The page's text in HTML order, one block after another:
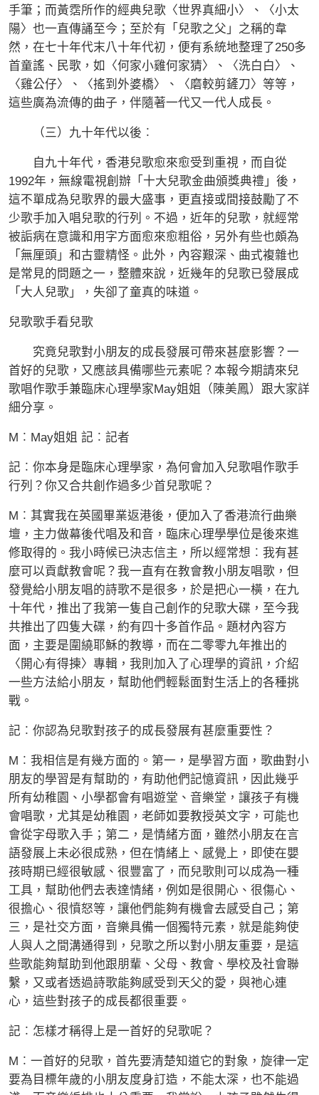
手筆；而黃霑所作的經典兒歌〈世界真細小〉、〈小太
陽〉也一直傳誦至今；至於有「兒歌之父」之稱的韋
然，在七十年代末八十年代初，便有系統地整理了250多
首童謠、民歌，如〈何家小雞何家猜〉、〈洗白白〉、
〈雞公仔〉、〈搖到外婆橋〉、〈磨較剪鏟刀〉等等，
這些廣為流傳的曲子，伴隨著一代又一代人成長。
（三）九十年代以後︰
自九十年代，香港兒歌愈來愈受到重視，而自從
1992年，無線電視創辦「十大兒歌金曲頒獎典禮」後，
這不單成為兒歌界的最大盛事，更直接或間接鼓勵了不
少歌手加入唱兒歌的行列。不過，近年的兒歌，就經常
被詬病在意識和用字方面愈來愈粗俗，另外有些也頗為
「無厘頭」和古靈精怪。此外，內容艱深、曲式複雜也
是常見的問題之一，整體來說，近幾年的兒歌已發展成
「大人兒歌」，失卻了童真的味道。
兒歌歌手看兒歌
究竟兒歌對小朋友的成長發展可帶來甚麼影響？一
首好的兒歌，又應該具備哪些元素呢？本報今期請來兒
歌唱作歌手兼臨床心理學家May姐姐（陳美鳳）跟大家詳
細分享。
M︰May姐姐 記︰記者
記︰你本身是臨床心理學家，為何會加入兒歌唱作歌手
行列？你又合共創作過多少首兒歌呢？
M︰其實我在英國畢業返港後，便加入了香港流行曲樂
壇，主力做幕後代唱及和音，臨床心理學學位是後來進
修取得的。我小時候已決志信主，所以經常想︰我有甚
麼可以貢獻教會呢？我一直有在教會教小朋友唱歌，但
發覺給小朋友唱的詩歌不是很多，於是把心一橫，在九
十年代，推出了我第一隻自己創作的兒歌大碟，至今我
共推出了四隻大碟，約有四十多首作品。題材內容方
面，主要是圍繞耶穌的教導，而在二零零九年推出的
〈開心有得揀〉專輯，我則加入了心理學的資訊，介紹
一些方法給小朋友，幫助他們輕鬆面對生活上的各種挑
戰。
記︰你認為兒歌對孩子的成長發展有甚麼重要性？
M︰我相信是有幾方面的。第一，是學習方面，歌曲對小
朋友的學習是有幫助的，有助他們記憶資訊，因此幾乎
所有幼稚園、小學都會有唱遊堂、音樂堂，讓孩子有機
會唱歌，尤其是幼稚園，老師如要教授英文字，可能也
會從字母歌入手；第二，是情緒方面，雖然小朋友在言
語發展上未必很成熟，但在情緒上、感覺上，即使在嬰
孩時期已經很敏感、很豐富了，而兒歌則可以成為一種
工具，幫助他們去表達情緒，例如是很開心、很傷心、
很擔心、很憤怒等，讓他們能夠有機會去感受自己；第
三，是社交方面，音樂具備一個獨特元素，就是能夠使
人與人之間溝通得到，兒歌之所以對小朋友重要，是這
些歌能夠幫助到他跟朋輩、父母、教會、學校及社會聯
繫，又或者透過詩歌能夠感受到天父的愛，與祂心連
心，這些對孩子的成長都很重要。
記︰怎樣才稱得上是一首好的兒歌呢？
M︰一首好的兒歌，首先要清楚知道它的對象，旋律一定
要為目標年歲的小朋友度身訂造，不能太深，也不能過